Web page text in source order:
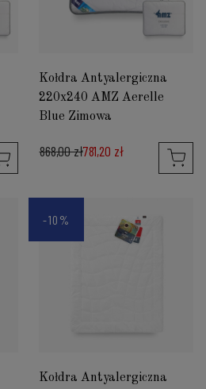
Kołdra Antyalergiczna
220x240 AMZ Aerelle
Blue Zimowa
868,00 zł781,20 zł
Kołdra Antyalergiczna
-10%